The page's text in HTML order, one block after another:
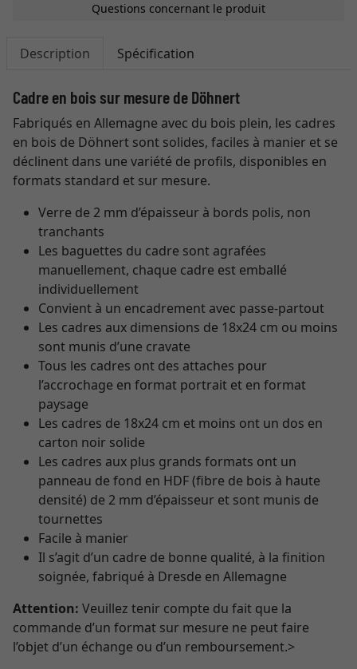
Questions concernant le produit
Description Spécification
Cadre en bois sur mesure de Döhnert
Fabriqués en Allemagne avec du bois plein, les cadres
en bois de Döhnert sont solides, faciles à manier et se
déclinent dans une variété de profils, disponibles en
formats standard et sur mesure.
Verre de 2 mm d’épaisseur à bords polis, non
tranchants
Les baguettes du cadre sont agrafées
manuellement, chaque cadre est emballé
individuellement
Convient à un encadrement avec passe-partout
Les cadres aux dimensions de 18x24 cm ou moins
sont munis d’une cravate
Tous les cadres ont des attaches pour
l’accrochage en format portrait et en format
paysage
Les cadres de 18x24 cm et moins ont un dos en
carton noir solide
Les cadres aux plus grands formats ont un
panneau de fond en HDF (fibre de bois à haute
densité) de 2 mm d’épaisseur et sont munis de
tournettes
Facile à manier
Il s’agit d’un cadre de bonne qualité, à la finition
soignée, fabriqué à Dresde en Allemagne
Attention: Veuillez tenir compte du fait que la
commande d’un format sur mesure ne peut faire
l’objet d’un échange ou d’un remboursement.>